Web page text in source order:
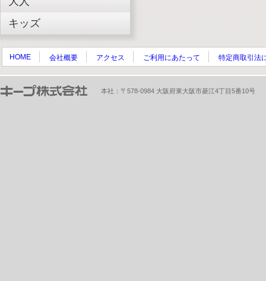
キッズ
HOME 会社概要 アクセス ご利用にあたって 特定商取引法
本社：〒578-0984 大阪府東大阪市菱江4丁目5番10号